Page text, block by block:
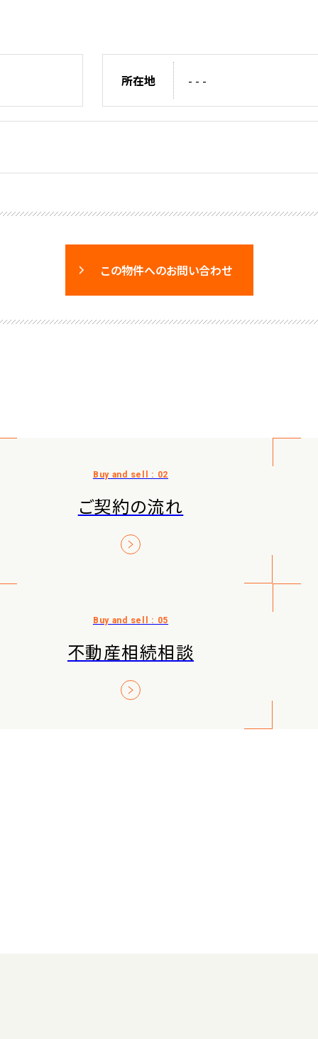
所在地 - - -
この物件へのお問い合わせ
ご契約の流れ
不動産相続相談